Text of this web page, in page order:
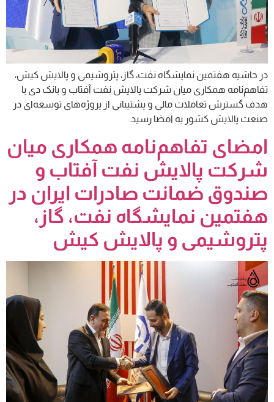
در حاشیه هفتمین نمایشگاه نفت، گاز، پتروشیمی و پالایش کیش،
تفاهم‌نامه همکاری میان شرکت پالایش نفت آفتاب و بانک دی با
هدف گسترش تعاملات مالی و پشتیبانی از پروژه‌های توسعه‌ای در
صنعت پالایش کشور به امضا رسید.
امضای تفاهم‌نامه همکاری میان
شرکت پالایش نفت آفتاب و
صندوق ضمانت صادرات ایران در
هفتمین نمایشگاه نفت، گاز،
پتروشیمی و پالایش کیش